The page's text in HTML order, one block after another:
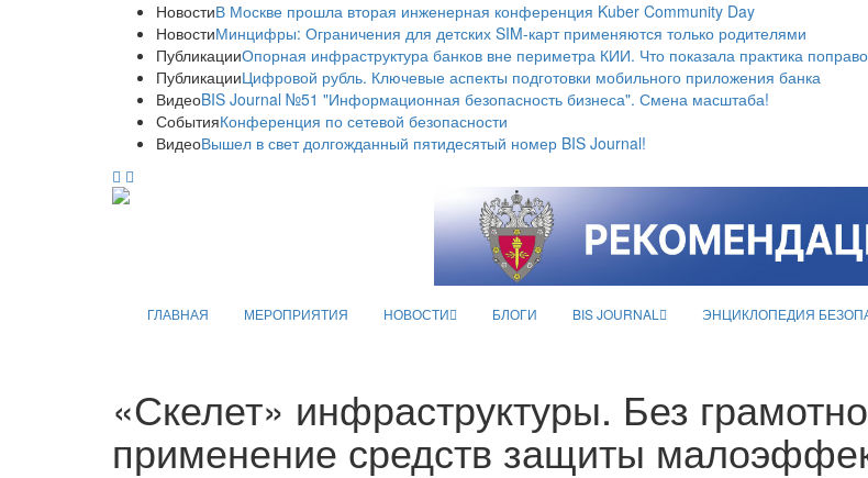
НовостиВ Москве прошла вторая инженерная конференция Kuber Community Day
НовостиМинцифры: Ограничения для детских SIM-карт применяются только родителями
ПубликацииОпорная инфраструктура банков вне периметра КИИ. Что показала практика
ПубликацииЦифровой рубль. Ключевые аспекты подготовки мобильного приложения банка
ВидеоBIS Journal №51 "Информационная безопасность бизнеса". Смена масштаба!
СобытияКонференция по сетевой безопасности
ВидеоВышел в свет долгожданный пятидесятый номер BIS Journal!
ГЛАВНАЯ МЕРОПРИЯТИЯ НОВОСТИ БЛОГИ BIS JOURNAL ЭНЦИКЛОПЕДИЯ
«Скелет» инфраструктуры. Без
применение средств защиты